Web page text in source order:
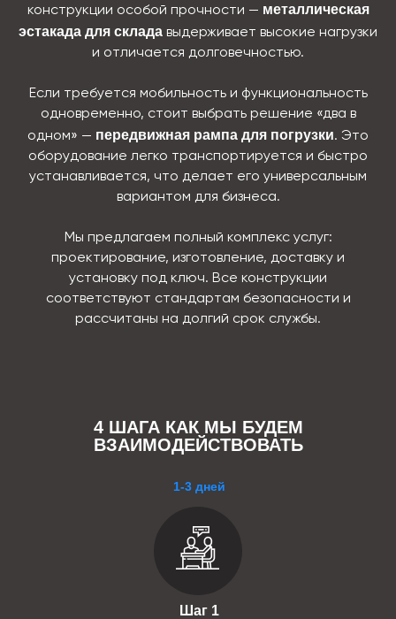
конструкции особой прочности — металлическая
эстакада для склада выдерживает высокие нагрузки
и отличается долговечностью.
Если требуется мобильность и функциональность
одновременно, стоит выбрать решение «два в
одном» — передвижная рампа для погрузки. Это
оборудование легко транспортируется и быстро
устанавливается, что делает его универсальным
вариантом для бизнеса.
Мы предлагаем полный комплекс услуг:
проектирование, изготовление, доставку и
установку под ключ. Все конструкции
соответствуют стандартам безопасности и
рассчитаны на долгий срок службы.
4 ШАГА КАК МЫ БУДЕМ
ВЗАИМОДЕЙСТВОВАТЬ
1-3 дней
Шаг 1